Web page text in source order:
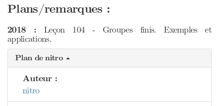
Plans/remarques :
2018 : Leçon 104 - Groupes finis. Exemples et
applications.
Plan de nitro
Auteur :
nitro